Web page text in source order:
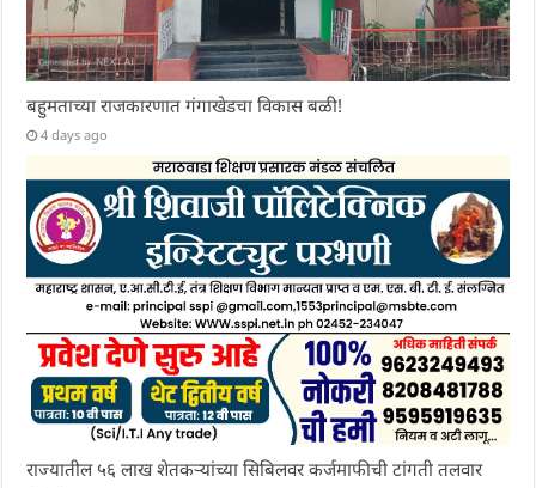
बहुमताच्या राजकारणात गंगाखेडचा विकास बळी!
4 days ago
राज्यातील ५६ लाख शेतकऱ्यांच्या सिबिलवर कर्जमाफीची टांगती तलवार